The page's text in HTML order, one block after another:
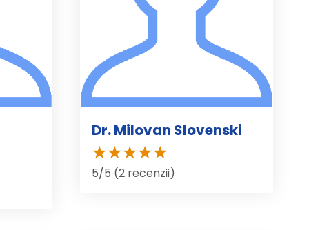
Dr. Milovan Slovenski
5/5 (2 recenzii)